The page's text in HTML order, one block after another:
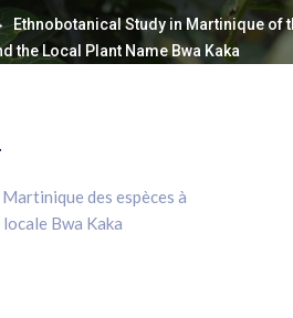
Ethnobotanical Study in Martinique of
the Local Plant Name Bwa Kaka
des espèces à
Bwa Kaka